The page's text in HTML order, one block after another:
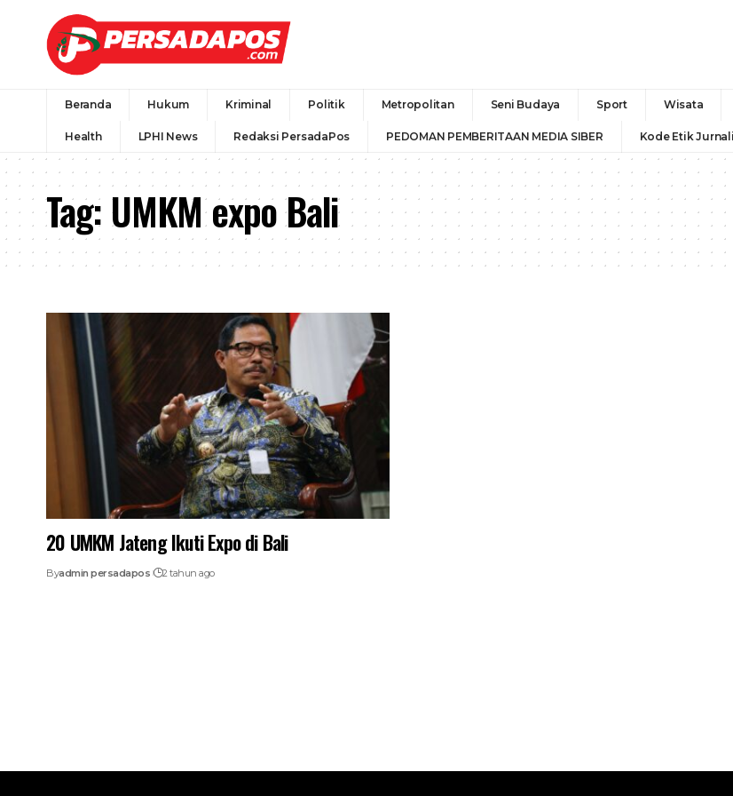
Beranda Hukum Kriminal Politik Metropolitan Seni Budaya Sport Wisata
Health LPHI News Redaksi PersadaPos PEDOMAN PEMBERITAAN MEDIA SIBER Kode Etik
Tag:UMKM expo Bali
20 UMKM Jateng Ikuti Expo di Bali
Byadmin persadapos 2 tahun ago